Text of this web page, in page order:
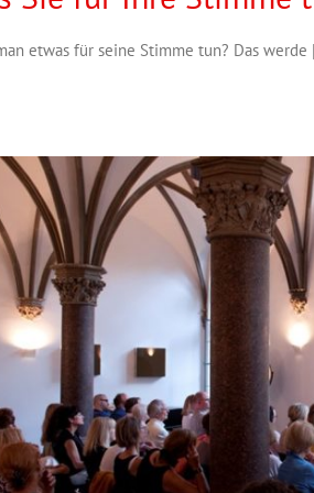
etwas für seine Stimme tun? Das werde